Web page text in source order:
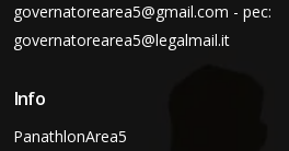
governatorearea5@gmail.com - pec:
governatorearea5@legalmail.it
Info
PanathlonArea5